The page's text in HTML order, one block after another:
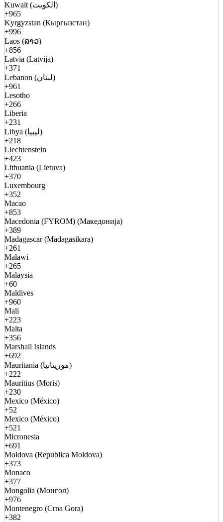
Kuwait (الكويت)
+965
Kyrgyzstan (Кыргызстан)
+996
Laos (ລາວ)
+856
Latvia (Latvija)
+371
Lebanon (لبنان)
+961
Lesotho
+266
Liberia
+231
Libya (ليبيا)
+218
Liechtenstein
+423
Lithuania (Lietuva)
+370
Luxembourg
+352
Macao
+853
Macedonia (FYROM) (Македонија)
+389
Madagascar (Madagasikara)
+261
Malawi
+265
Malaysia
+60
Maldives
+960
Mali
+223
Malta
+356
Marshall Islands
+692
Mauritania (موريتانيا)
+222
Mauritius (Moris)
+230
Mexico (México)
+52
Mexico (México)
+521
Micronesia
+691
Moldova (Republica Moldova)
+373
Monaco
+377
Mongolia (Монгол)
+976
Montenegro (Crna Gora)
+382